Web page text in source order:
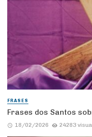
FRASES
Frases dos Santos
18/02/2026 24283